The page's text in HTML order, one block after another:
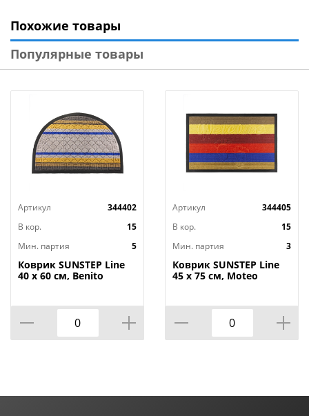
Похожие товары
Популярные товары
Артикул
344402
В кор.
15
Мин. партия
5
Коврик SUNSTEP Line
40 х 60 см, Benito
Артикул
344405
В кор.
15
Мин. партия
3
Коврик SUNSTEP Line
45 х 75 см, Moteo